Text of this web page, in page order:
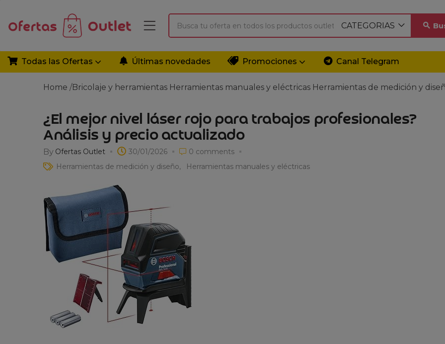
CATEGORIAS
Todas las Ofertas Últimas novedades Promociones Canal Telegram
Home /Bricolaje y herramientas Herramientas manuales y eléctricas Herramientas de medición y
¿El mejor nivel láser rojo para trabajos profesionales?
Análisis y precio actualizado
By Ofertas Outlet 30/01/2026 0 comments
Herramientas de medición y diseño
Herramientas manuales y eléctricas